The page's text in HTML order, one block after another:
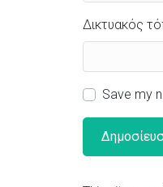
Δικτυακός
Save my